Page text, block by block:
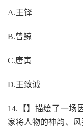
A.王铎
B.曾鲸
C.唐寅
D.王致诚
14.【】描绘了一场
家将人物的神韵、